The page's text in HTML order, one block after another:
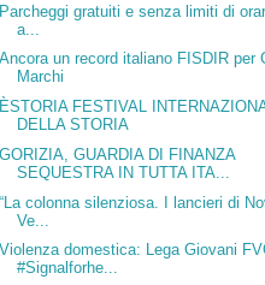
Parcheggi gratuiti e senza limiti di
a...
Ancora un record italiano FISDIR per
Marchi
ÈSTORIA FESTIVAL
DELLA STORIA
GORIZIA, GUARDIA DI FINANZA
SEQUESTRA IN TUTTA ITA...
“La colonna silenziosa. I lancieri di
Ve...
Violenza domestica: Lega Giovani
#Signalforhe...